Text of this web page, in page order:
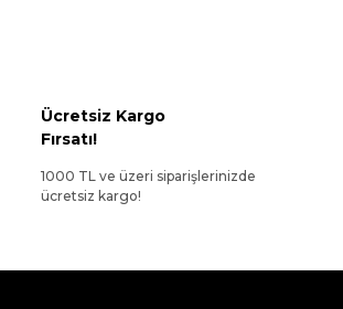
Ücretsiz Kargo
Fırsatı!
1000 TL ve üzeri siparişlerinizde
ücretsiz kargo!